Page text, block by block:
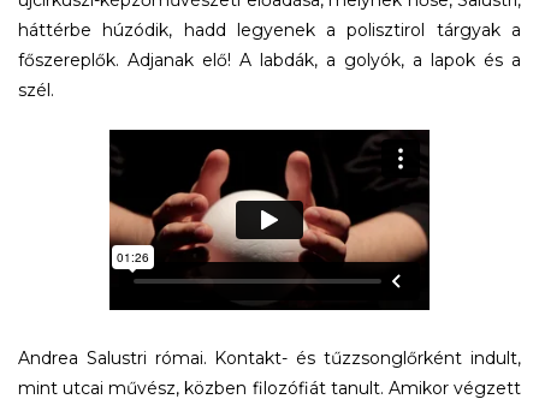
háttérbe húzódik, hadd legyenek a polisztirol tárgyak a
főszereplők. Adjanak elő! A labdák, a golyók, a lapok és a
szél.
Andrea Salustri római. Kontakt- és tűzzsonglőrként indult,
mint utcai művész, közben filozófiát tanult. Amikor végzett